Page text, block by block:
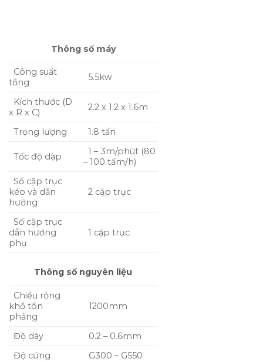
Thông số máy
Công suất
tổng
5.5kw
Kích thước (D
x R x C)
2.2 x 1.2 x 1.6m
Trọng lượng 1.8 tấn
Tốc độ dập
1 – 3m/phút (80
– 100 tấm/h)
Số cặp trục
kéo và dẫn
hướng
2 cặp trục
Số cặp trục
dẫn hướng
phụ
1 cặp trục
Thông số nguyên liệu
Chiều rộng
khổ tôn
phẳng
1200mm
Độ dày
0.2 – 0.6mm
Độ cứng
G300 – G550